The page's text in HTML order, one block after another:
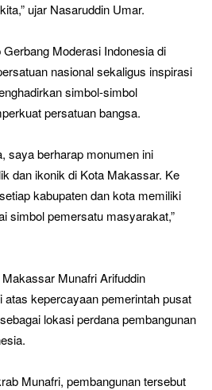
ujar Nasaruddin Umar.
Moderasi Indonesia di
nasional sekaligus inspirasi
simbol-simbol
persatuan bangsa.
saya berharap monumen ini
dan ikonik di Kota Makassar. Ke
kabupaten dan kota memiliki
simbol pemersatu masyarakat,”
Munafri Arifuddin
kepercayaan pemerintah pusat
lokasi perdana pembangunan
Munafri, pembangunan tersebut